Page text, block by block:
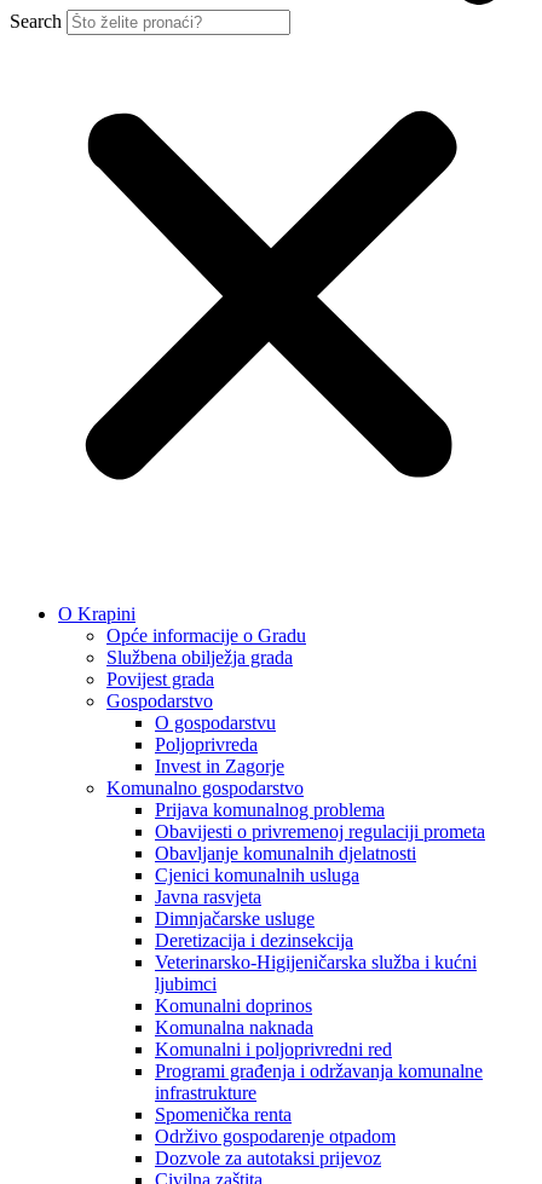
Search
O Krapini
Opće informacije o Gradu
Službena obilježja grada
Povijest grada
Gospodarstvo
O gospodarstvu
Poljoprivreda
Invest in Zagorje
Komunalno gospodarstvo
Prijava komunalnog problema
Obavijesti o privremenoj regulaciji prometa
Obavljanje komunalnih djelatnosti
Cjenici komunalnih usluga
Javna rasvjeta
Dimnjačarske usluge
Deretizacija i dezinsekcija
Veterinarsko-Higijeničarska služba i kućni
ljubimci
Komunalni doprinos
Komunalna naknada
Komunalni i poljoprivredni red
Programi građenja i održavanja komunalne
infrastrukture
Spomenička renta
Održivo gospodarenje otpadom
Dozvole za autotaksi prijevoz
Civilna zaštita